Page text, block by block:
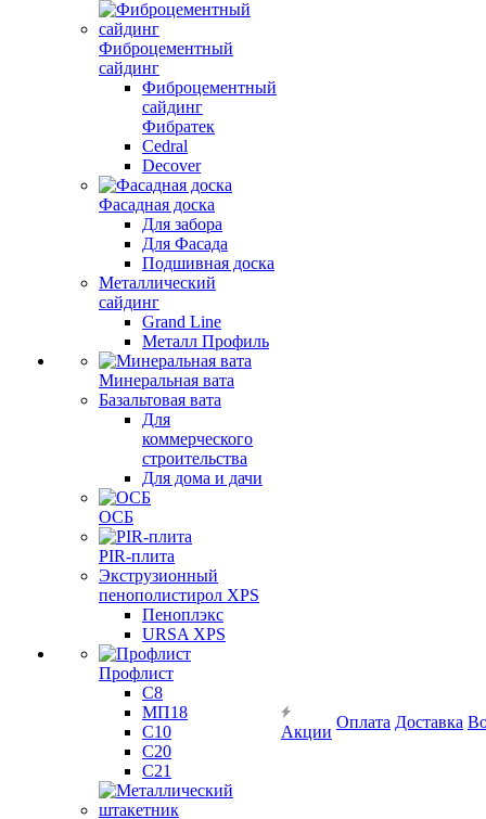
Фиброцементный
сайдинг
Фиброцементный
сайдинг
Фибратек
Cedral
Decover
Фасадная доска
Для забора
Для Фасада
Подшивная доска
Металлический
сайдинг
Grand Line
Металл Профиль
Минеральная вата
Базальтовая вата
Для
коммерческого
строительства
Для дома и дачи
ОСБ
PIR-плита
Экструзионный
пенополистирол XPS
Пеноплэкс
URSA XPS
Профлист
С8
МП18
С10
С20
С21
Акции
Оплата Доставка